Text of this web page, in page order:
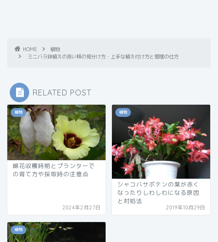
HOME
植物
ミニバラ鉢植えの良い株の見分け方・上手な植え付け方と管理の仕方
RELATED POST
植物
綿花収穫時期とプランターで
の育て方や採取時の注意点
2024年2月27日
植物
シャコバサボテンの葉が赤く
なったりしわしわになる原因
と対処法
2019年10月29日
植物